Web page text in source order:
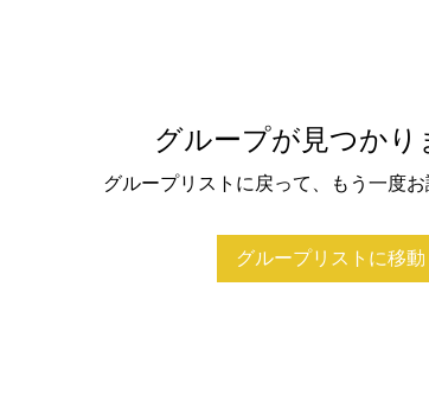
グループが見つかり
グループリストに戻って、もう一度お
グループリストに移動